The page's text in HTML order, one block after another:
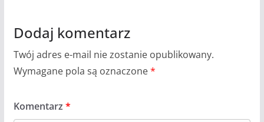
Dodaj komentarz
Twój adres e-mail nie zostanie opublikowany.
Wymagane pola są oznaczone*
Komentarz *